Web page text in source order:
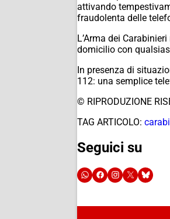
attivando
fraudolenta delle
L’Arma dei
domicilio con
In presenza di
112: una semplice
© RIPRODUZIONE
TAG ARTICOLO:
Seguici su